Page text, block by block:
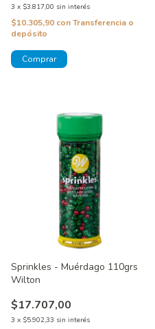
3 x $3.817,00 sin interés
$10.305,90 conTransferencia o
depósito
Sprinkles - Muérdago 110grs
Wilton
$17.707,00
3 x $5.902,33 sin interés